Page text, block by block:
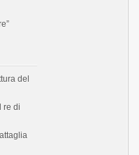
del
re di